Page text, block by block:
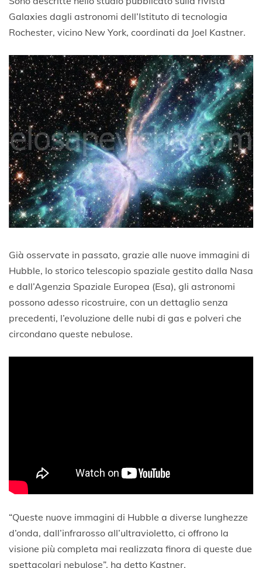
Galaxies dagli astronomi dell’Istituto di tecnologia
Rochester, vicino New York, coordinati da Joel Kastner.
Già osservate in passato, grazie alle nuove immagini di
Hubble, lo storico telescopio spaziale gestito dalla Nasa
e dall’Agenzia Spaziale Europea (Esa), gli astronomi
possono adesso ricostruire, con un dettaglio senza
precedenti, l’evoluzione delle nubi di gas e polveri che
circondano queste nebulose.
“Queste nuove immagini di Hubble a diverse lunghezze
d’onda, dall’infrarosso all’ultravioletto, ci offrono la
visione più completa mai realizzata finora di queste due
spettacolari nebulose”, ha detto Kastner.